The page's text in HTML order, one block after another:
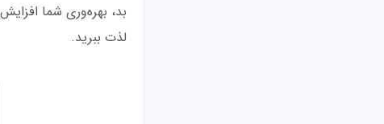
بد، بهره‌وری شما
لذت ببرید.